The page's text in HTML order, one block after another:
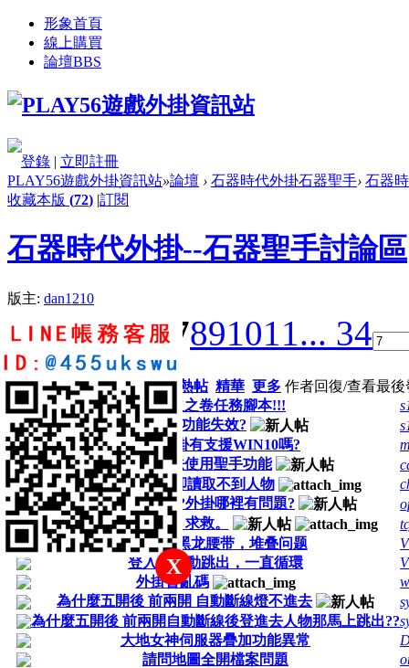
形象首頁
線上購買
論壇BBS
登錄 | 立即註冊
PLAY56遊戲外掛資訊站»論壇 › 石器時代外掛石器聖手› 石器
收藏本版 (72) |訂閱
石器時代外掛--石器聖手討論區
版主: dan1210
1 ... 23456 7891011... 34
返 回
新窗 全部主題 最新 熱門 熱帖 精華 更多 作者回復/查看最後
T收火之卷任務腳本!!!
自動丟棄功能失效?
請問外掛有支援WIN10嗎?
開啟視窗無法使用聖手功能
請問外掛已開通卻讀取不到人物
打NPC都會卡住?外掛哪裡有問題?
聖手不能正常使用，求救。
负重+17黑龙腰带，堆叠问题
登入后自動跳出，一直循環
外掛會亂碼
為什麼五開後 前兩開 自動斷線燈不進去
為什麼五開後 前兩開自動斷線後登進去人物那馬上跳出??
大地女神伺服器疊加功能異常
請問地圖全開檔案問題
X